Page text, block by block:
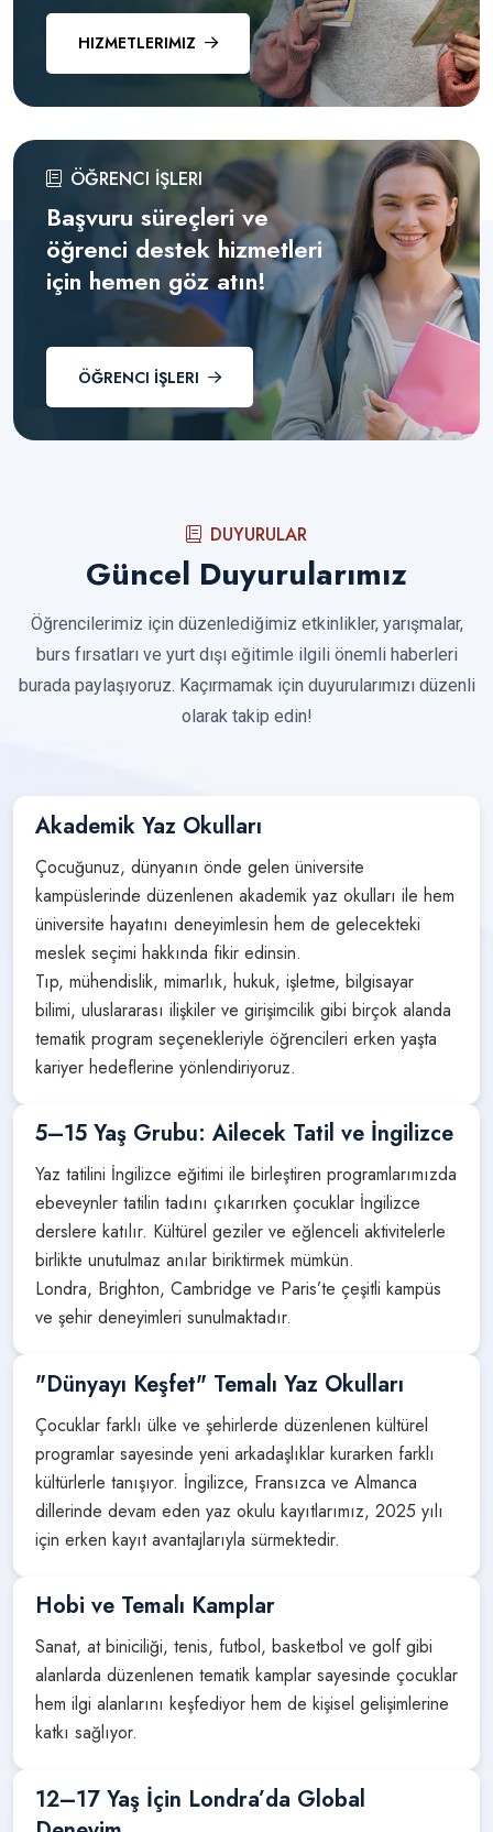
HIZMETLERIMIZ
ÖĞRENCI İŞLERI
Başvuru süreçleri ve
öğrenci destek hizmetleri
için hemen göz atın!
ÖĞRENCI İŞLERI
DUYURULAR
Güncel Duyurularımız
Öğrencilerimiz için düzenlediğimiz etkinlikler, yarışmalar,
burs fırsatları ve yurt dışı eğitimle ilgili önemli haberleri
burada paylaşıyoruz. Kaçırmamak için duyurularımızı düzenli
olarak takip edin!
Akademik Yaz Okulları
Çocuğunuz, dünyanın önde gelen üniversite
kampüslerinde düzenlenen akademik yaz okulları ile hem
üniversite hayatını deneyimlesin hem de gelecekteki
meslek seçimi hakkında fikir edinsin.
Tıp, mühendislik, mimarlık, hukuk, işletme, bilgisayar
bilimi, uluslararası ilişkiler ve girişimcilik gibi birçok alanda
tematik program seçenekleriyle öğrencileri erken yaşta
kariyer hedeflerine yönlendiriyoruz.
5–15 Yaş Grubu: Ailecek Tatil ve İngilizce
Yaz tatilini İngilizce eğitimi ile birleştiren programlarımızda
ebeveynler tatilin tadını çıkarırken çocuklar İngilizce
derslere katılır. Kültürel geziler ve eğlenceli aktivitelerle
birlikte unutulmaz anılar biriktirmek mümkün.
Londra, Brighton, Cambridge ve Paris’te çeşitli kampüs
ve şehir deneyimleri sunulmaktadır.
"Dünyayı Keşfet" Temalı Yaz Okulları
Çocuklar farklı ülke ve şehirlerde düzenlenen kültürel
programlar sayesinde yeni arkadaşlıklar kurarken farklı
kültürlerle tanışıyor. İngilizce, Fransızca ve Almanca
dillerinde devam eden yaz okulu kayıtlarımız, 2025 yılı
için erken kayıt avantajlarıyla sürmektedir.
Hobi ve Temalı Kamplar
Sanat, at biniciliği, tenis, futbol, basketbol ve golf gibi
alanlarda düzenlenen tematik kamplar sayesinde çocuklar
hem ilgi alanlarını keşfediyor hem de kişisel gelişimlerine
katkı sağlıyor.
12–17 Yaş İçin Londra’da Global